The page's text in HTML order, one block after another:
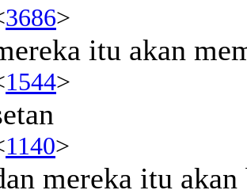
3686>
itu akan
1544>
1140>
mereka itu